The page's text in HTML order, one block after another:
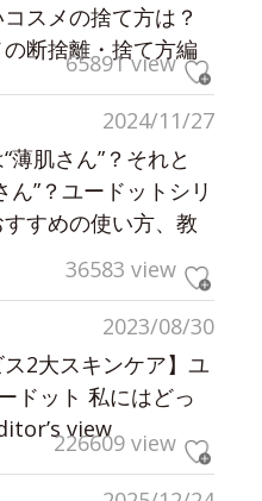
スメの捨て方は？
の断捨離・捨て方編
65891 view
2024/11/27
薄肌さん”？それと
ん”？ユードットシリ
すめの使い方、教
36583 view
2023/08/30
ス2大スキンケア】ユ
ドット 私にはどっ
view
226609 view